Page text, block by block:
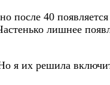
после 40
лишнее
я их решила